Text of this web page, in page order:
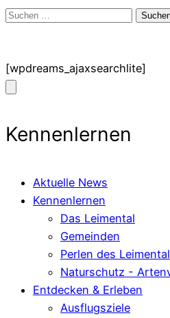
Suchen
[wpdreams_ajaxsearchlite]
Kennenlernen
Aktuelle News
Kennenlernen
Das Leimental
Gemeinden
Perlen des
Naturschutz -
Entdecken & Erleben
Ausflugsziele